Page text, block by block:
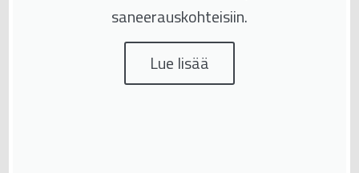
saneerauskohteisiin.
Lue lisää